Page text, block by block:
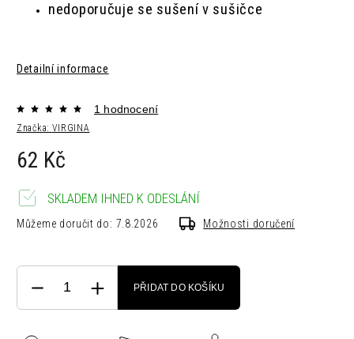
nedoporučuje se sušení v sušičce
Detailní informace
Značka: VIRGINA
1 hodnocení
62 Kč
SKLADEM IHNED K ODESLÁNÍ
Můžeme doručit do: 7.8.2026 Možnosti doručení
PŘIDAT DO KOŠÍKU